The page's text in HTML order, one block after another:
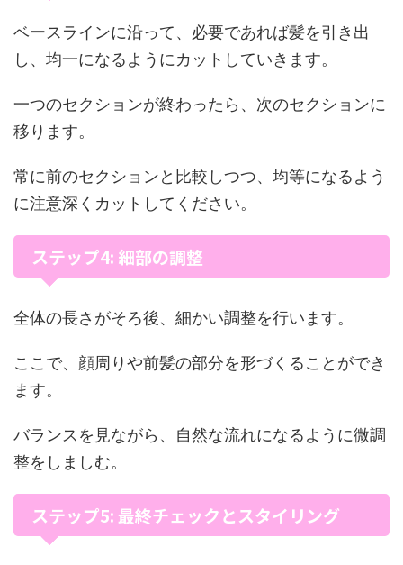
ベースラインに沿って、必要であれば髪を引き出
し、均一になるようにカットしていきます。
一つのセクションが終わったら、次のセクションに
移ります。
常に前のセクションと比較しつつ、均等になるよう
に注意深くカットしてください。
ステップ4: 細部の調整
全体の長さがそろ後、細かい調整を行います。
ここで、顔周りや前髪の部分を形づくることができ
ます。
バランスを見ながら、自然な流れになるように微調
整をしましむ。
ステップ5: 最終チェックとスタイリング